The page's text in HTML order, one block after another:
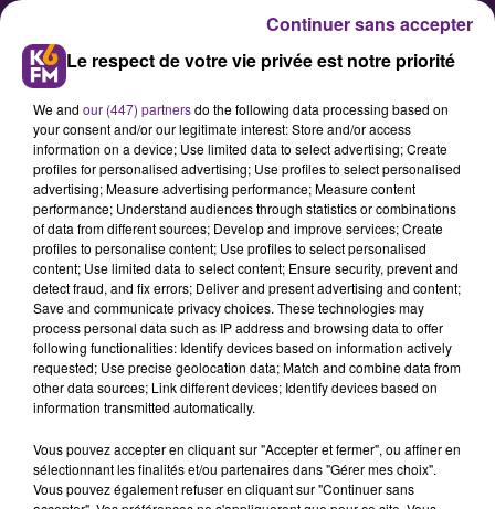
François Rebsamen réélu maire
de Dijon
Le maire sortant, François
Rebsamen (PS), a sans surprise été
réélu maire de Dijon ce dimanche
face à Emmanuel Bichot (LR) et à
Publié : 28 juin 2020 à 19h52 par Fabrice Aubry
Le respect de votre vie privée est notre priorité
We and our (447) partnersdo the following data processing based on
your consent and/or our legitimate interest: Store and/or access
information on a device; Use limited data to select advertising; Create
profiles for personalised advertising; Use profiles to select personalised
advertising; Measure advertising performance; Measure content
performance; Understand audiences through statistics or combinations
of data from different sources; Develop and improve services; Create
profiles to personalise content; Use profiles to select personalised
content; Use limited data to select content; Ensure security, prevent and
detect fraud, and fix errors; Deliver and present advertising and content;
Save and communicate privacy choices. These technologies may
process personal data such as IP address and browsing data to offer
following functionalities: Identify devices based on information actively
requested; Use precise geolocation data; Match and combine data from
other data sources; Link different devices; Identify devices based on
information transmitted automatically.
Vous pouvez accepter en cliquant sur "Accepter et fermer", ou affiner en
sélectionnant les finalités et/ou partenaires dans "Gérer mes choix".
Vous pouvez également refuser en cliquant sur "Continuer sans
Continuer sans accepter